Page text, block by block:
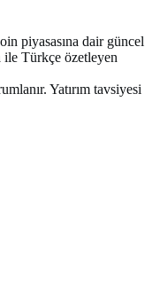
piyasasına dair güncel
Türkçe özetleyen
Yatırım tavsiyesi